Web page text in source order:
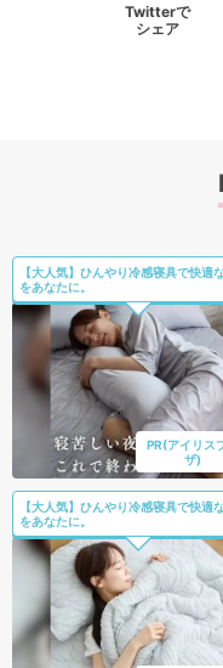
Twitterで
シェア
【大人気】ひんやり冷感寝具で快適
をあなたに。
PR(アイリス
ザ)
【大人気】ひんやり冷感寝具で快適
をあなたに。